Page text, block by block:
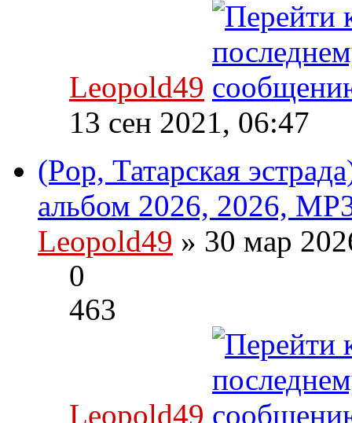
Leopold49
13 сен 2021, 06:47
(Pop, Татарская
альбом 2026, 2026,
Leopold49 » 30 мар
0
463
Leopold49